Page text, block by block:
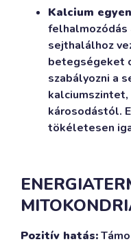
Kalcium
felhalmozódás
sejthalálhoz
betegségeket
szabályozni a
károsodástól.
tökéletesen
Pozitív hatás: